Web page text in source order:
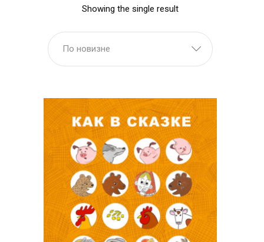
Showing the single result
По новизне